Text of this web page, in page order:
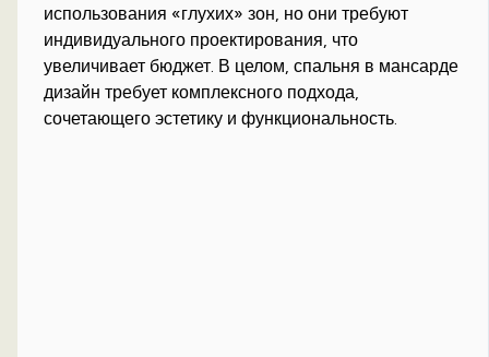
использования «глухих» зон, но они требуют
индивидуального проектирования, что
увеличивает бюджет. В целом, спальня в мансарде
дизайн требует комплексного подхода,
сочетающего эстетику и функциональность.